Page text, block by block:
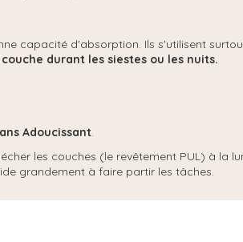
capacité d'absorption. Ils s'utilisent
durant les siestes ou les nuits.
Adoucissant.
les couches (le revêtement PUL) à la
grandement à faire partir les tâches.